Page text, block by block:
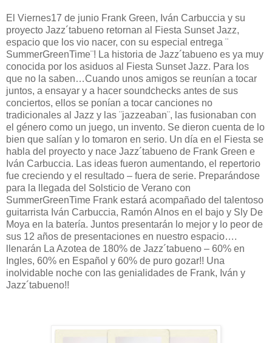
El Viernes17 de junio Frank Green, Iván Carbuccia y su
proyecto Jazz´tabueno retornan al Fiesta Sunset Jazz,
espacio que los vio nacer, con su especial entrega ¨
SummerGreenTime¨! La historia de Jazz´tabueno es ya muy
conocida por los asiduos al Fiesta Sunset Jazz. Para los
que no la saben…Cuando unos amigos se reunían a tocar
juntos, a ensayar y a hacer soundchecks antes de sus
conciertos, ellos se ponían a tocar canciones no
tradicionales al Jazz y las ¨jazzeaban¨, las fusionaban con
el género como un juego, un invento. Se dieron cuenta de lo
bien que salían y lo tomaron en serio. Un día en el Fiesta se
habla del proyecto y nace Jazz´tabueno de Frank Green e
Iván Carbuccia. Las ideas fueron aumentando, el repertorio
fue creciendo y el resultado – fuera de serie. Preparándose
para la llegada del Solsticio de Verano con
SummerGreenTime Frank estará acompañado del talentoso
guitarrista Iván Carbuccia, Ramón Alnos en el bajo y Sly De
Moya en la batería. Juntos presentarán lo mejor y lo peor de
sus 12 años de presentaciones en nuestro espacio….
llenarán La Azotea de 180% de Jazz´tabueno – 60% en
Ingles, 60% en Español y 60% de puro gozar!! Una
inolvidable noche con las genialidades de Frank, Iván y
Jazz´tabueno!!